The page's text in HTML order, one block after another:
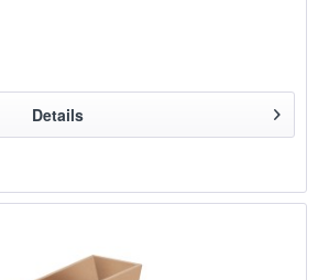
Details